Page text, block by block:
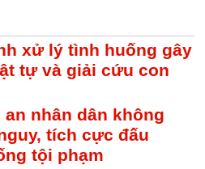
xử lý tình huống gây
tự và giải cứu con
nhân dân không
tích cực đấu
tội phạm